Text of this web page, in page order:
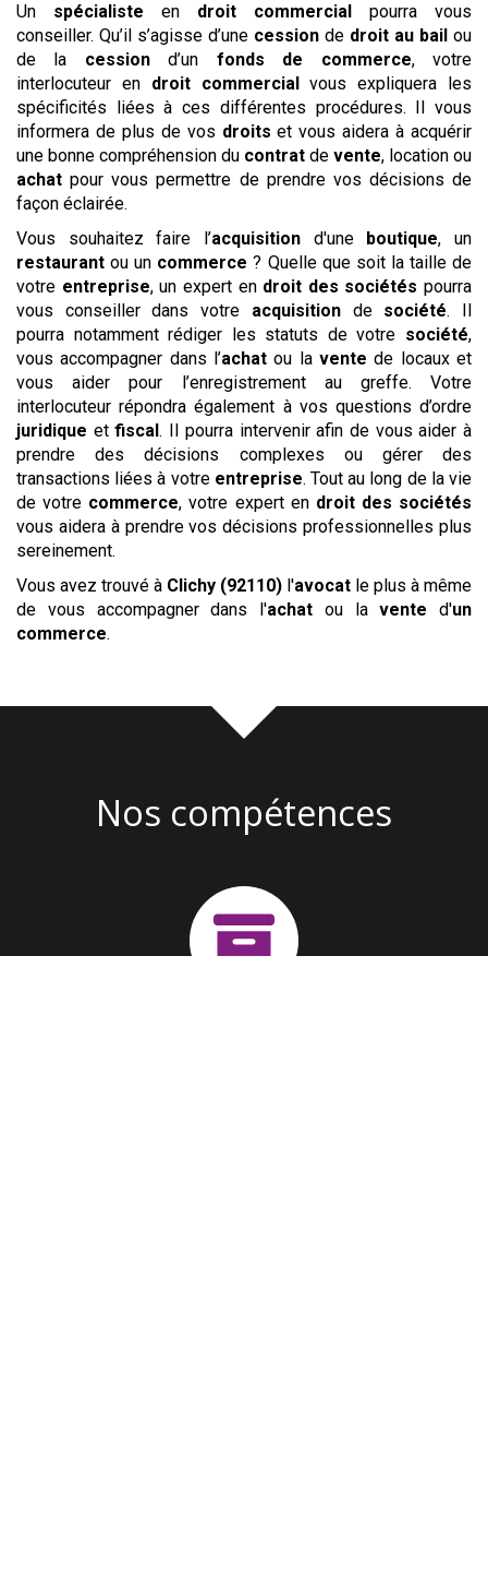
Un spécialiste en droit commercial pourra vous
conseiller. Qu’il s’agisse d’une cession de droit au bail ou
de la cessiond’un fonds de commerce, votre
interlocuteur en droit commercialvous expliquera les
spécificités liées à ces différentes procédures. Il vous
informera de plus de vos droits et vous aidera à acquérir
une bonne compréhension du contrat de vente, location ou
achat pour vous permettre de prendre vos décisions de
façon éclairée.
Vous souhaitez faire l’acquisition d'une boutique, un
restaurant ou un commerce ? Quelle que soit la taille de
votre entreprise, un expert en droit des sociétés pourra
vous conseiller dans votre acquisitionde société. Il
pourra notamment rédiger les statuts de votre société,
vous accompagner dans l’achat ou la vente de locaux et
vous aider pour l’enregistrement au greffe. Votre
interlocuteur répondra également à vos questions d’ordre
juridique etfiscal. Il pourra intervenir afin de vous aider à
prendre des décisions complexes ou gérer des
transactions liées à votre entreprise. Tout au long de la vie
de votre commerce, votre expert en droit des sociétés
vous aidera à prendre vos décisions professionnelles plus
sereinement.
Vous avez trouvé à Clichy (92110) l'avocat le plus à même
de vous accompagner dans l'achat ou lavente d'un
commerce.
Nos compétences